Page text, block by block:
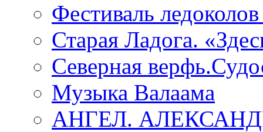
Фестиваль
Старая Ладога.
Северная
Музыка Валаама
АНГЕЛ.